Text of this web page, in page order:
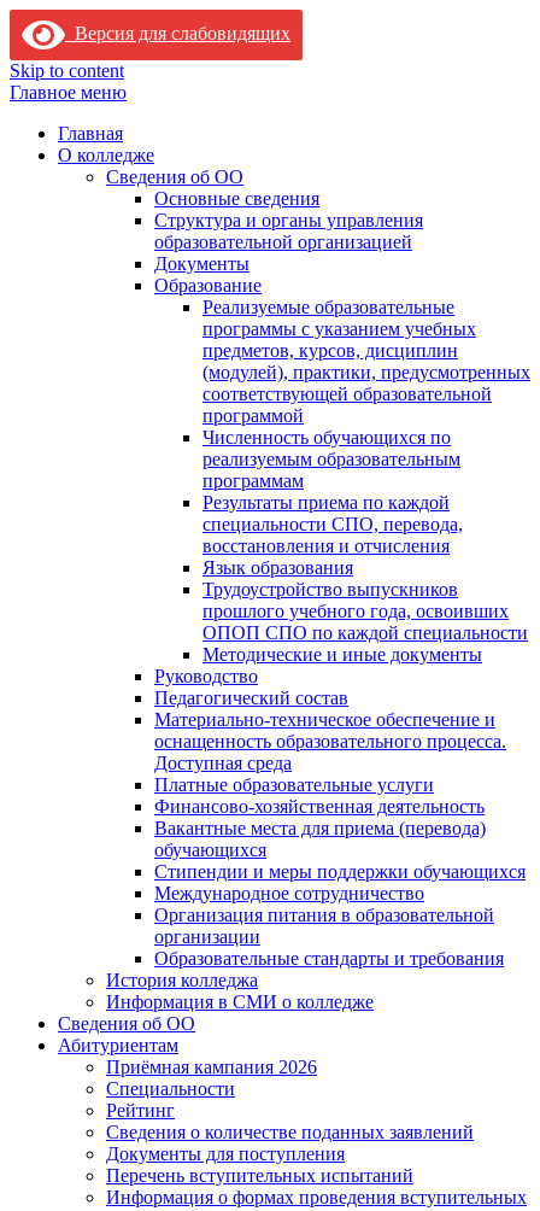
Версия для слабовидящих
Skip to content
Главное меню
Главная
О колледже
Сведения об ОО
Основные сведения
Структура и органы управления
образовательной организацией
Документы
Образование
Реализуемые образовательные
программы с указанием учебных
предметов, курсов, дисциплин
(модулей), практики, предусмотренных
соответствующей образовательной
программой
Численность обучающихся по
реализуемым образовательным
программам
Результаты приема по каждой
специальности СПО, перевода,
восстановления и отчисления
Язык образования
Трудоустройство выпускников
прошлого учебного года, освоивших
ОПОП СПО по каждой специальности
Методические и иные документы
Руководство
Педагогический состав
Материально-техническое обеспечение и
оснащенность образовательного процесса.
Доступная среда
Платные образовательные услуги
Финансово-хозяйственная деятельность
Вакантные места для приема (перевода)
обучающихся
Стипендии и меры поддержки обучающихся
Международное сотрудничество
Организация питания в образовательной
организации
Образовательные стандарты и требования
История колледжа
Информация в СМИ о колледже
Сведения об ОО
Абитуриентам
Приёмная кампания 2026
Специальности
Рейтинг
Сведения о количестве поданных заявлений
Документы для поступления
Перечень вступительных испытаний
Информация о формах проведения вступительных